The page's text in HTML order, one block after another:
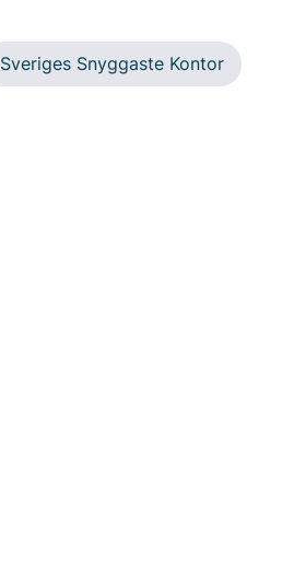
Sveriges Snyggaste Kontor